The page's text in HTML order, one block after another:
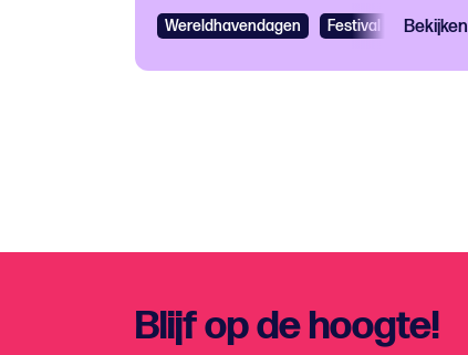
Wereldhavendagen Festival Gratis
Bekijken
Blijf op de hoogte!